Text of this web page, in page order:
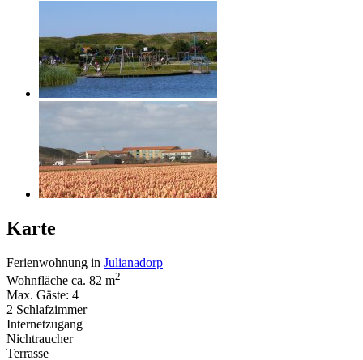
Karte
Ferienwohnung in Julianadorp
Wohnfläche ca. 82 m2
Max. Gäste: 4
2 Schlafzimmer
Internetzugang
Nichtraucher
Terrasse